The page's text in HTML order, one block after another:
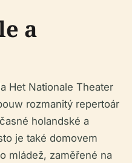
a
Het Nationale Theater
rozmanitý repertoár
holandské a
je také domovem
mládež, zaměřené na